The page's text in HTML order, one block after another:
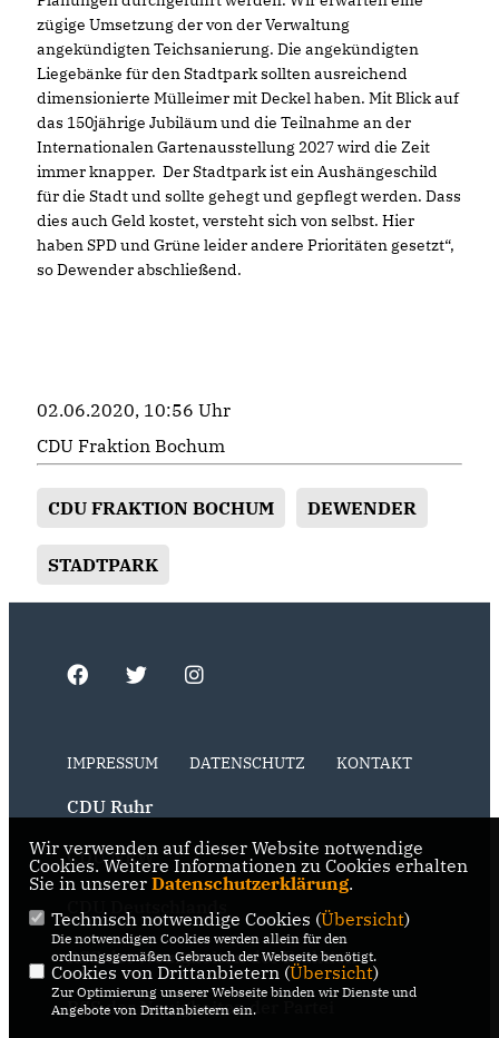
zügige Umsetzung der von der Verwaltung
angekündigten Teichsanierung. Die angekündigten
Liegebänke für den Stadtpark sollten ausreichend
dimensionierte Mülleimer mit Deckel haben. Mit Blick auf
das 150jährige Jubiläum und die Teilnahme an der
Internationalen Gartenausstellung 2027 wird die Zeit
immer knapper. Der Stadtpark ist ein Aushängeschild
für die Stadt und sollte gehegt und gepflegt werden. Dass
dies auch Geld kostet, versteht sich von selbst. Hier
haben SPD und Grüne leider andere Prioritäten gesetzt“,
so Dewender abschließend.
02.06.2020, 10:56 Uhr
CDU Fraktion Bochum
CDU FRAKTION BOCHUM DEWENDER
STADTPARK
IMPRESSUM DATENSCHUTZ KONTAKT
CDU Ruhr
CDU NRW
RSS der Neuigkeiten der Fraktion
RSS der Neuigkeiten der Partei
Wir verwenden auf dieser Website notwendige
Cookies. Weitere Informationen zu Cookies erhalten
Sie in unserer Datenschutzerklärung.
Technisch notwendige Cookies (Übersicht)
Die notwendigen Cookies werden allein für den
ordnungsgemäßen Gebrauch der Webseite benötigt.
Cookies von Drittanbietern (Übersicht)
Zur Optimierung unserer Webseite binden wir Dienste und
Angebote von Drittanbietern ein.